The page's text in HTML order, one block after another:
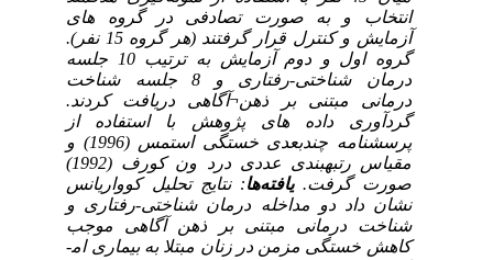
انتخاب و به صورت تصادفی در گروه ­های
آزمایش و کنترل قرار گرفتند (هر گروه 15 نفر).
گروه اول و دوم آزمایش به ترتیب 10 جلسه
درمان شناختی-رفتاری و 8 جلسه شناخت
درمانی مبتنی بر ذهن¬آگاهی دریافت کردند.
گردآوری داده­ های پژوهش با استفاده از
پرسشنامه چندبعدی خستگی استمس (1996) و
مقیاس رتبه­بندی عددی دردون کورف (1992)
صورت گرفت.یافته‌ها: نتایج تحلیل کوواریانس
نشان داد دو مداخله درمان شناختی-رفتاری و
شناخت درمانی مبتنی بر ذهن آگاهی موجب
کاهش خستگی مزمن در زنان مبتلا به بیماری ام­